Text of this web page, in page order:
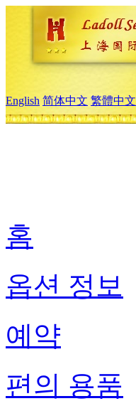
English 简体中文 繁體中文
홈
옵션 정보
예약
편의 용품